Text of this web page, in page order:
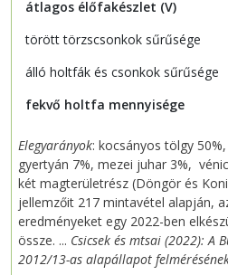
átlagos élőfakészlet (V)
törött törzscsonkok sűrűsége
álló holtfák és csonkok sűrűsége
fekvő holtfa mennyisége
Elegyarányok: kocsányos tölgy
gyertyán 7%, mezei juhar 3%,
két magterületrész (Döngör és
jellemzőit 217 mintavétel alapján,
eredményeket egy 2022-ben
össze. ... Csicsek és mtsai (2022): A
2012/13-as alapállapot